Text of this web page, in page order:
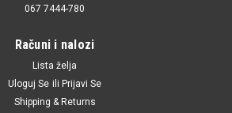
067 7444-780
Računi i nalozi
Lista želja
Uloguj Se ili Prijavi Se
Shipping & Returns